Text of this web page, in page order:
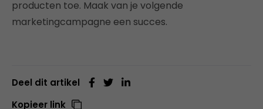
producten toe. Maak van je volgende
marketingcampagne een succes.
Deel dit artikel
Kopieer link